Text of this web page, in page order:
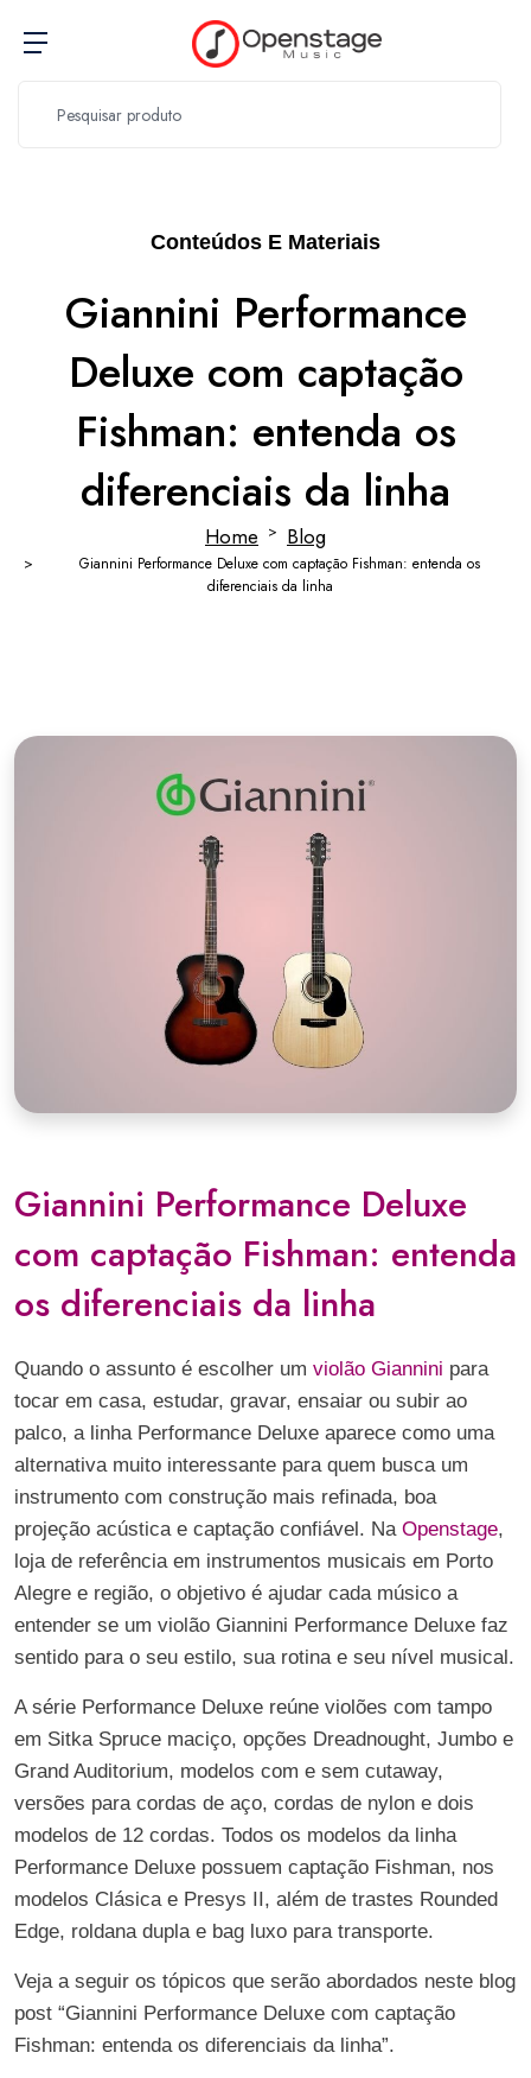
Conteúdos E Materiais
Giannini Performance
Deluxe com captação
Fishman: entenda os
diferenciais da linha
Home Blog
Giannini Performance Deluxe com captação Fishman: entenda os
diferenciais da linha
Giannini Performance Deluxe
com captação Fishman: entenda
os diferenciais da linha
Quando o assunto é escolher um violão Giannini para
tocar em casa, estudar, gravar, ensaiar ou subir ao
palco, a linha Performance Deluxe aparece como uma
alternativa muito interessante para quem busca um
instrumento com construção mais refinada, boa
projeção acústica e captação confiável. Na Openstage,
loja de referência em instrumentos musicais em Porto
Alegre e região, o objetivo é ajudar cada músico a
entender se um violão Giannini Performance Deluxe faz
sentido para o seu estilo, sua rotina e seu nível musical.
A série Performance Deluxe reúne violões com tampo
em Sitka Spruce maciço, opções Dreadnought, Jumbo e
Grand Auditorium, modelos com e sem cutaway,
versões para cordas de aço, cordas de nylon e dois
modelos de 12 cordas. Todos os modelos da linha
Performance Deluxe possuem captação Fishman, nos
modelos Clásica e Presys II, além de trastes Rounded
Edge, roldana dupla e bag luxo para transporte.
Veja a seguir os tópicos que serão abordados neste blog
post “Giannini Performance Deluxe com captação
Fishman: entenda os diferenciais da linha”.